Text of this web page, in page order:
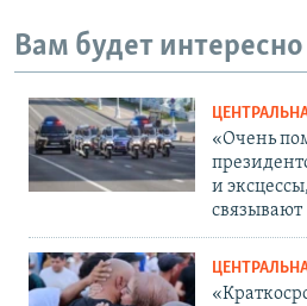
Вам будет интересно
«Очень
и
связывают